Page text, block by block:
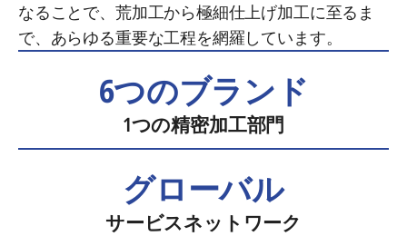
なることで、荒加工から極細仕上げ加工に至るま
で、あらゆる重要な工程を網羅しています。
6つのブランド
1つの精密加工部門
グローバル
サービスネットワーク